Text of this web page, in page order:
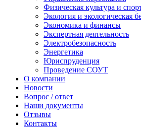
Физическая культура и
Экология и экологическая
Экономика и финансы
Экспертная деятельность
Электробезопасность
Энергетика
Юриспруденция
Проведение СОУТ
О компании
Новости
Вопрос / ответ
Наши документы
Отзывы
Контакты